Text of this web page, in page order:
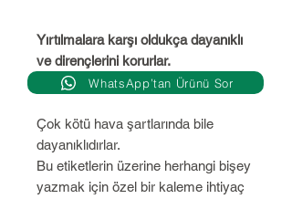
Yırtılmalara karşı oldukça dayanıklı
ve dirençlerini korurlar.
Çok kötü hava şartlarında bile
dayanıklıdırlar.
Bu etiketlerin üzerine herhangi bişey
yazmak için özel bir kaleme ihtiyaç
WhatsApp’tan Ürünü Sor